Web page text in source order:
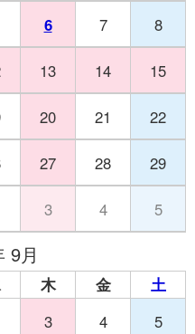
6 7 8
13 14 15
20 21 22
27 28 29
3 4 5
9月
木 金
土
3 4 5